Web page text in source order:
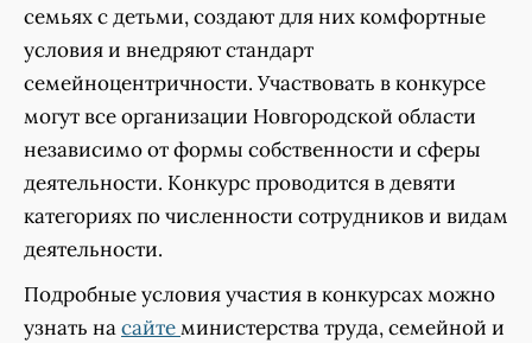
семьях с детьми, создают для них комфортные
условия и внедряют стандарт
семейноцентричности. Участвовать в конкурсе
могут все организации Новгородской области
независимо от формы собственности и сферы
деятельности. Конкурс проводится в девяти
категориях по численности сотрудников и видам
деятельности.
Подробные условия участия в конкурсах можно
узнать насайтеминистерства труда, семейной и